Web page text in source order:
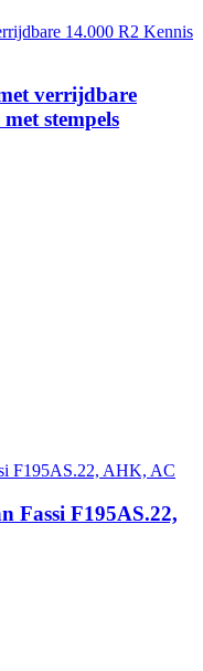
verrijdbare
stempels
Fassi F195AS.22,